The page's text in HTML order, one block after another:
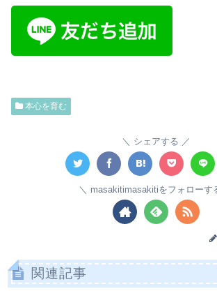
本心を育む
シェアする
masakitimasakitiをフォローす
関連記事